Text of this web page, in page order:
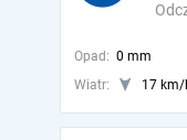
Opad: 0 mm
Wiatr:
17 km/